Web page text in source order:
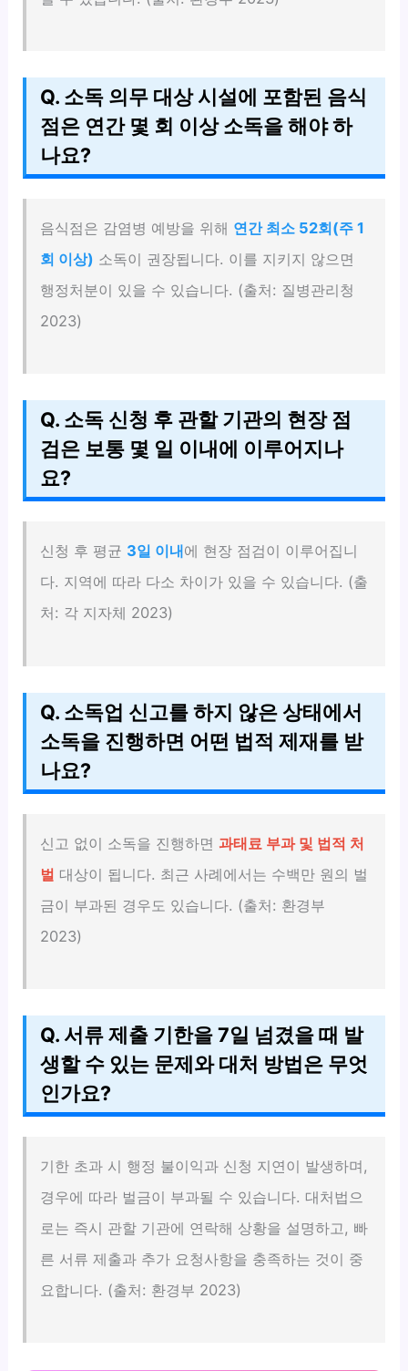
Q. 소독 의무 대상 시설에 포함된 음식
점은 연간 몇 회 이상 소독을 해야 하
나요?
음식점은 감염병 예방을 위해 연간 최소 52회(주 1
회 이상) 소독이 권장됩니다. 이를 지키지 않으면
행정처분이 있을 수 있습니다. (출처: 질병관리청
2023)
Q. 소독 신청 후 관할 기관의 현장 점
검은 보통 몇 일 이내에 이루어지나
요?
신청 후 평균 3일 이내에 현장 점검이 이루어집니
다. 지역에 따라 다소 차이가 있을 수 있습니다. (출
처: 각 지자체 2023)
Q. 소독업 신고를 하지 않은 상태에서
소독을 진행하면 어떤 법적 제재를 받
나요?
신고 없이 소독을 진행하면과태료 부과 및 법적 처
벌 대상이 됩니다. 최근 사례에서는 수백만 원의 벌
금이 부과된 경우도 있습니다. (출처: 환경부
2023)
Q. 서류 제출 기한을 7일 넘겼을 때 발
생할 수 있는 문제와 대처 방법은 무엇
인가요?
기한 초과 시 행정 불이익과 신청 지연이 발생하며,
경우에 따라 벌금이 부과될 수 있습니다. 대처법으
로는 즉시 관할 기관에 연락해 상황을 설명하고, 빠
른 서류 제출과 추가 요청사항을 충족하는 것이 중
요합니다. (출처: 환경부 2023)